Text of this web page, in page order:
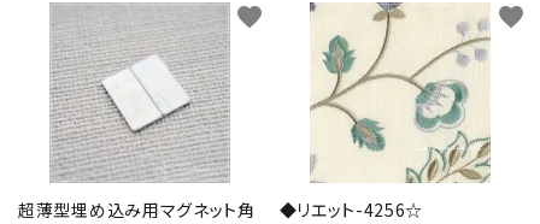
超薄型埋め込み用マグネット角
favorite
◆リエット-4256☆
favorite